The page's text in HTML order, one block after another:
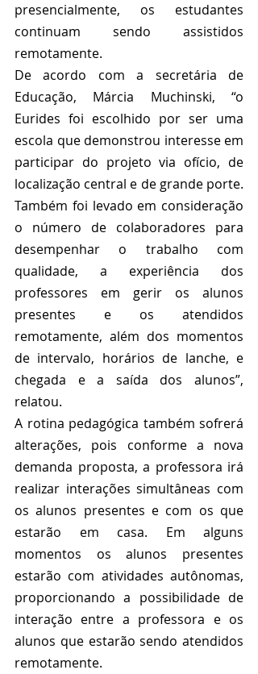
presencialmente, os estudantes
continuam sendo assistidos
remotamente.
De acordo com a secretária de
Educação, Márcia Muchinski, “o
Eurides foi escolhido por ser uma
escola que demonstrou interesse em
participar do projeto via ofício, de
localização central e de grande porte.
Também foi levado em consideração
o número de colaboradores para
desempenhar o trabalho com
qualidade, a experiência dos
professores em gerir os alunos
presentes e os atendidos
remotamente, além dos momentos
de intervalo, horários de lanche, e
chegada e a saída dos alunos”,
relatou.
A rotina pedagógica também sofrerá
alterações, pois conforme a nova
demanda proposta, a professora irá
realizar interações simultâneas com
os alunos presentes e com os que
estarão em casa. Em alguns
momentos os alunos presentes
estarão com atividades autônomas,
proporcionando a possibilidade de
interação entre a professora e os
alunos que estarão sendo atendidos
remotamente.